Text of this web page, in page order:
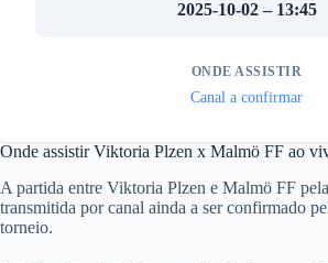
2025-10-02 – 13:45
ONDE ASSISTIR
Canal a confirmar
Onde assistir Viktoria Plzen x Malmö FF ao
A partida entre Viktoria Plzen e Malmö FF
transmitida por canal ainda a ser confirmado
torneio.